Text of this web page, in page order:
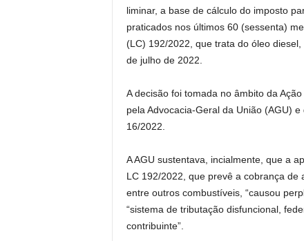
liminar, a base de cálculo do imposto
praticados nos últimos 60 (sessenta)
(LC) 192/2022, que trata do óleo
de julho de 2022.
A decisão foi tomada no âmbito da
pela Advocacia-Geral da União (AGU)
16/2022.
A AGU sustentava, incialmente, que a
LC 192/2022, que prevê a cobrança de
entre outros combustíveis, “causou
“sistema de tributação disfuncional,
contribuinte”.